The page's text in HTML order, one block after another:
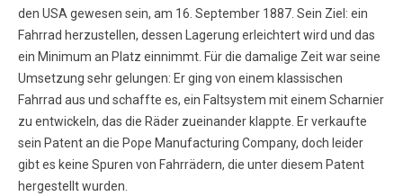
den USA gewesen sein, am 16. September 1887. Sein Ziel: ein
Fahrrad herzustellen, dessen Lagerung erleichtert wird und das
ein Minimum an Platz einnimmt. Für die damalige Zeit war seine
Umsetzung sehr gelungen: Er ging von einem klassischen
Fahrrad aus und schaffte es, ein Faltsystem mit einem Scharnier
zu entwickeln, das die Räder zueinander klappte. Er verkaufte
sein Patent an die Pope Manufacturing Company, doch leider
gibt es keine Spuren von Fahrrädern, die unter diesem Patent
hergestellt wurden.